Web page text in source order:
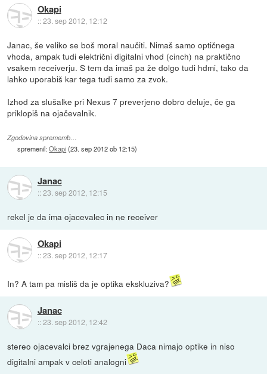
Okapi
::23. sep 2012, 12:12
Janac, še veliko se boš moral naučiti. Nimaš samo optičnega
vhoda, ampak tudi električni digitalni vhod (cinch) na praktično
vsakem receiverju. S tem da imaš pa že dolgo tudi hdmi, tako da
lahko uporabiš kar tega tudi samo za zvok.
Izhod za slušalke pri Nexus 7 preverjeno dobro deluje, če ga
priklopiš na ojačevalnik.
Zgodovina sprememb…
spremenil:Okapi(23. sep 2012 ob 12:15)
Janac
::23. sep 2012, 12:15
rekel je da ima ojacevalec in ne receiver
Okapi
::23. sep 2012, 12:17
In? A tam pa misliš da je optika ekskluziva?
Janac
::23. sep 2012, 12:42
stereo ojacevalci brez vgrajenega Daca nimajo optike in niso
digitalni ampak v celoti analogni